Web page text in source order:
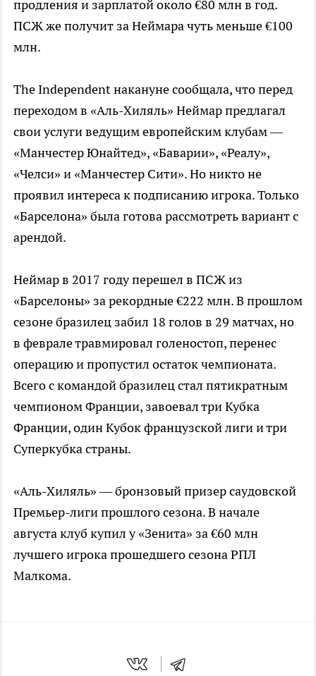
продления и зарплатой около €80 млн в год.
ПСЖ же получит за Неймара чуть меньше €100
млн.
The Independent накануне сообщала, что перед
переходом в «Аль-Хиляль» Неймар предлагал
свои услуги ведущим европейским клубам —
«Манчестер Юнайтед», «Баварии», «Реалу»,
«Челси» и «Манчестер Сити». Но никто не
проявил интереса к подписанию игрока. Только
«Барселона» была готова рассмотреть вариант с
арендой.
Неймар в 2017 году перешел в ПСЖ из
«Барселоны» за рекордные €222 млн. В прошлом
сезоне бразилец забил 18 голов в 29 матчах, но
в феврале травмировал голеностоп, перенес
операцию и пропустил остаток чемпионата.
Всего с командой бразилец стал пятикратным
чемпионом Франции, завоевал три Кубка
Франции, один Кубок французской лиги и три
Суперкубка страны.
«Аль-Хиляль» — бронзовый призер саудовской
Премьер-лиги прошлого сезона. В начале
августа клуб купил у «Зенита» за €60 млн
лучшего игрока прошедшего сезона РПЛ
Малкома.